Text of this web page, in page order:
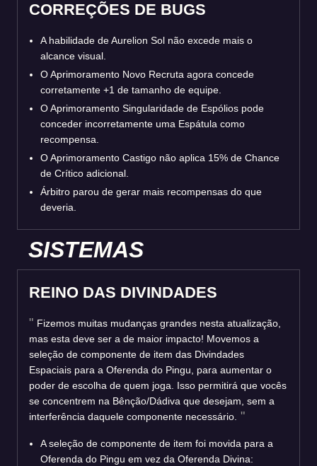
CORREÇÕES DE BUGS
A habilidade de Aurelion Sol não excede mais o
alcance visual.
O Aprimoramento Novo Recruta agora concede
corretamente +1 de tamanho de equipe.
O Aprimoramento Singularidade de Espólios pode
conceder incorretamente uma Espátula como
recompensa.
O Aprimoramento Castigo não aplica 15% de Chance
de Crítico adicional.
Árbitro parou de gerar mais recompensas do que
deveria.
SISTEMAS
REINO DAS DIVINDADES
Fizemos muitas mudanças grandes nesta atualização,
mas esta deve ser a de maior impacto! Movemos a
seleção de componente de item das Divindades
Espaciais para a Oferenda do Pingu, para aumentar o
poder de escolha de quem joga. Isso permitirá que vocês
se concentrem na Bênção/Dádiva que desejam, sem a
interferência daquele componente necessário.
A seleção de componente de item foi movida para a
Oferenda do Pingu em vez da Oferenda Divina: